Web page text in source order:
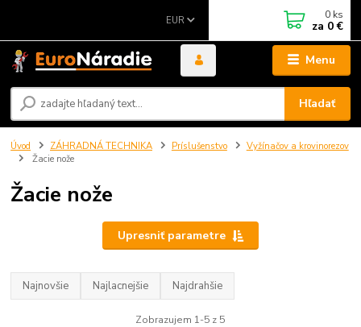
Menu
EUR
Hľadať
0 ks
za 0 €
Úvod ZÁHRADNÁ TECHNIKA Príslušenstvo
Vyžínačov a krovinorezov
Žacie nože
Žacie nože
Upresniť parametre
Najnovšie Najlacnejšie Najdrahšie
Zobrazujem 1-5 z 5